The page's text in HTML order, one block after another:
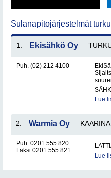
Sulanapitojärjestelmät turku
1. Ekisähkö Oy
Puh. (02) 212 4100
Lue
2. Warmia Oy KAARINA
Puh. 0201 555 820
Faksi 0201 555 821
Lue